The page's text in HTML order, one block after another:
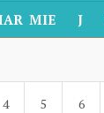
MIE J
4 5 6